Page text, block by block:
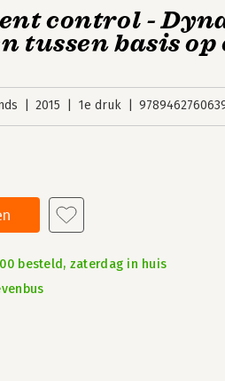
control -
tussen basis op
2015 1e druk
besteld, zaterdag in huis